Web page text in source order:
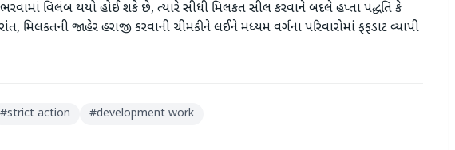
વિલંબ થયો હોઈ શકે છે, ત્યારે સીધી મિલકત સીલ કરવાને બદલે હપ્તા પદ્ધતિ કે
જાહેર હરાજી કરવાની ચીમકીને લઈને મધ્યમ વર્ગના પરિવારોમાં ફફડાટ વ્યાપી
#strict action #development work